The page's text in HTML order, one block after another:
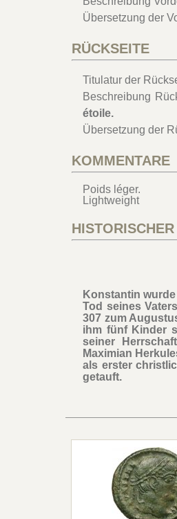
Übersetzung der
RÜCKSEITE
Titulatur der
Beschreibung
étoile.
Übersetzung der
KOMMENTARE
Poids léger.
Lightweight
Konstantin
Tod seines
307 zum
ihm fünf Kinder
seiner
Maximian
als erster
getauft.